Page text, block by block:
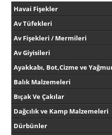
Havai Fişekler
Av Tüfekleri
Av Fişekleri / Mermileri
Av Giyisileri
Ayakkabı, Bot,Cizme ve
Balık Malzemeleri
Bıçak Ve Çakılar
Dağcılık ve Kamp Malzemeleri
Dürbünler